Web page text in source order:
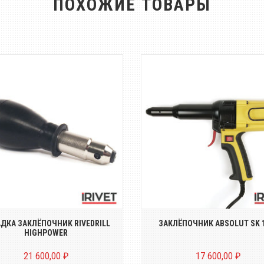
ПОХОЖИЕ ТОВАРЫ
ЗАКЛЁПОЧНИК RIVEDRILL
HIGHPOWER
21 600,00 ₽
Электрозаклёпочник для
вытяжных заклёпок
ЗАКЛЁПОЧНИК ABSOLUT SK
17 600,00 ₽